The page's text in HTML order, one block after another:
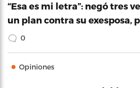
“Esa es mi letra”: negó tres
un plan contra su exesposa,
0
Opiniones